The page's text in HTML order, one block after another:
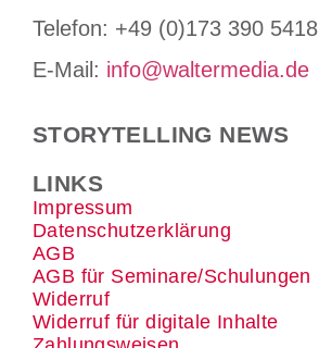
Tele­fon: +49 (0)173 390 5418
E-Mail: info@waltermedia.de
STORYTELLING NEWS
LINKS
Impressum
Datenschutzerklärung
AGB
AGB für Seminare/Schulungen
Widerruf
Widerruf für digitale Inhalte